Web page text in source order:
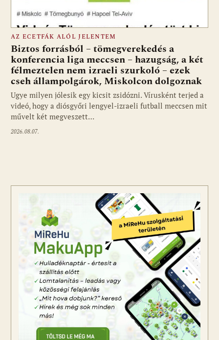
AZ ECETFÁK ALÓL JELENTEM
Biztos forrásból – tömegverekedés a
konferencia liga meccsen – hazugság, a két
félmeztelen nem izraeli szurkoló – ezek
cseh állampolgárok, Miskolcon dolgoznak
Ugye milyen jólesik egy kicsit zsidózni. Vírusként terjed a
videó, hogy a diósgyőri lengyel-izraeli futball meccsen mit
művelt két megveszett…
2026.08.07.